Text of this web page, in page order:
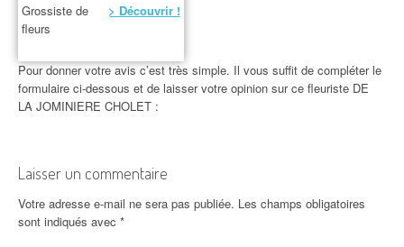
Grossiste de
fleurs
> Découvrir !
Pour donner votre avis c’est très simple. Il vous suffit de compléter le
formulaire ci-dessous et de laisser votre opinion sur ce fleuriste DE
LA JOMINIERE CHOLET :
Laisser un commentaire
Votre adresse e-mail ne sera pas publiée. Les champs obligatoires
sont indiqués avec *